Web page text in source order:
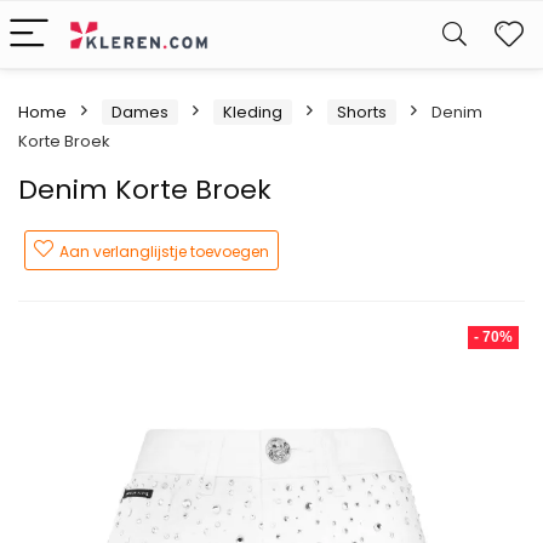
Home Dames Kleding Shorts
Denim
Korte Broek
Denim Korte Broek
Aan verlanglijstje toevoegen
- 70%